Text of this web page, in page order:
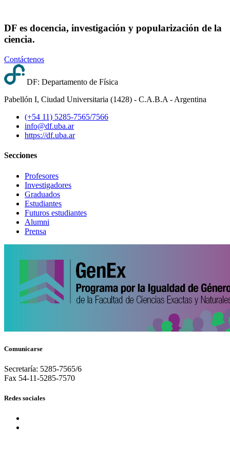
DF es docencia, investigación y popularización de la
ciencia.
Contáctenos
DF: Departamento de Física
Pabellón I, Ciudad Universitaria (1428) - C.A.B.A - Argentina
(+54 11) 5285-7565/7566
info@df.uba.ar
https://df.uba.ar
Secciones
Profesores
Investigadores
Graduados
Estudiantes
Futuros estudiantes
Alumni
Prensa
Comunicarse
Secretaría: 5285-7565/6
Fax 54-11-5285-7570
Redes sociales